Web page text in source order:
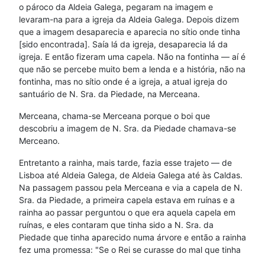
o pároco da Aldeia Galega, pegaram na imagem e
levaram-na para a igreja da Aldeia Galega. Depois dizem
que a imagem desaparecia e aparecia no sítio onde tinha
[sido encontrada]. Saía lá da igreja, desaparecia lá da
igreja. E então fizeram uma capela. Não na fontinha — aí é
que não se percebe muito bem a lenda e a história, não na
fontinha, mas no sítio onde é a igreja, a atual igreja do
santuário de N. Sra. da Piedade, na Merceana.
Merceana, chama-se Merceana porque o boi que
descobriu a imagem de N. Sra. da Piedade chamava-se
Merceano.
Entretanto a rainha, mais tarde, fazia esse trajeto — de
Lisboa até Aldeia Galega, de Aldeia Galega até às Caldas.
Na passagem passou pela Merceana e via a capela de N.
Sra. da Piedade, a primeira capela estava em ruínas e a
rainha ao passar perguntou o que era aquela capela em
ruínas, e eles contaram que tinha sido a N. Sra. da
Piedade que tinha aparecido numa árvore e então a rainha
fez uma promessa: "Se o Rei se curasse do mal que tinha